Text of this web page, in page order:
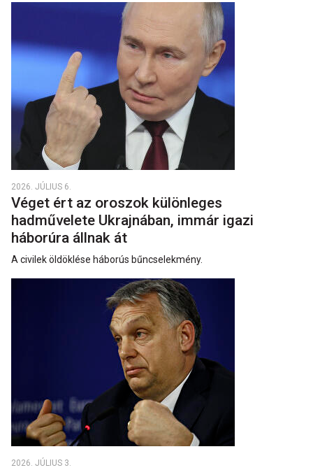
2026. JÚLIUS 6.
Véget ért az oroszok különleges
hadművelete Ukrajnában, immár igazi
háborúra állnak át
A civilek öldöklése háborús bűncselekmény.
2026. JÚLIUS 3.